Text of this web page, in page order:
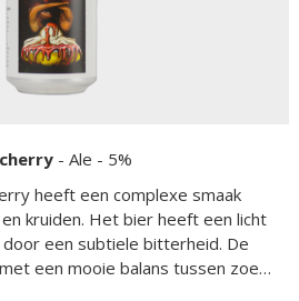
- Ale - 5%
heeft een complexe smaak
kruiden. Het bier heeft een licht
een subtiele bitterheid. De
een mooie balans tussen zoet